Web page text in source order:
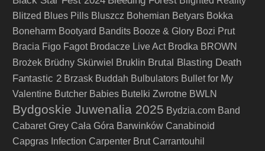
Blitzed Blues Pills Bluszcz Bohemian Betyars Bokka
Boneharm Bootyard Bandits Booze & Glory Bozi Prut
Bracia Figo Fagot Brodacze Live Act Brodka BROWN
Brożek Brüdny Skürwiel Bruklin Brutal Blasting Death
Fantastic 2 Brzask Buddah Bulbulators Bullet for My
Valentine Butcher Babies Butelki Zwrotne BWLN
Bydgoskie Juwenalia 2025 Bydzia.com Band
Cabaret Grey Cała Góra Barwinków Canabinoid
Capgras Infection Carpenter Brut Carrantouhil